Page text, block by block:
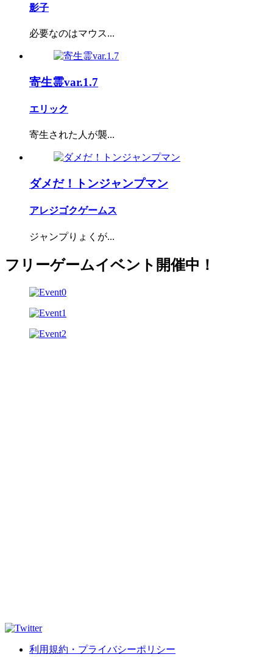
影子
必要なのはマウス...
寄生霊var.1.7
エリック
寄生された人が襲...
ダメだ！トンジャンプマン
アレジゴクゲームス
ジャンプりょくが...
フリーゲームイベント開催中！
利用規約・プライバシーポリシー